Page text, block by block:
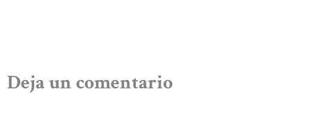
Deja un comentario